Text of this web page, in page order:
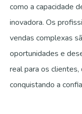
como a capacidade
inovadora. Os
vendas complexas
oportunidades e
real para os
conquistando a